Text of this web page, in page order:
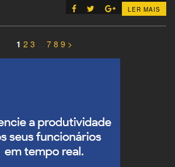
LER MAIS
1 2 3 7 8 9 >